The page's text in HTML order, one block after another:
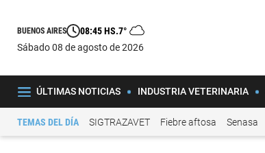
BUENOS AIRES 08:45 HS.7°
sábado 08 de agosto de 2026
ÚLTIMAS NOTICIAS INDUSTRIA VETERINARIA
TEMAS DEL DÍA SIGTRAZAVET Fiebre aftosa Senasa